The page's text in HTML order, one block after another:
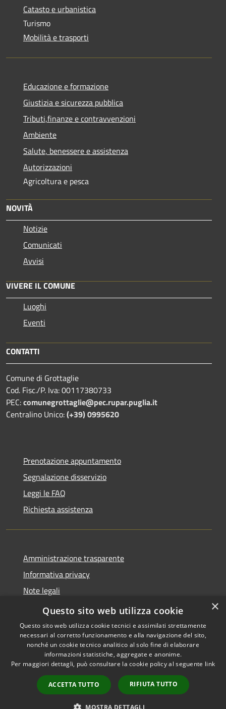
Catasto e urbanistica
Turismo
Mobilità e trasporti
Educazione e formazione
Giustizia e sicurezza pubblica
Tributi,finanze e contravvenzioni
Ambiente
Salute, benessere e assistenza
Autorizzazioni
Agricoltura e pesca
NOVITÀ
Notizie
Comunicati
Avvisi
VIVERE IL COMUNE
Luoghi
Eventi
CONTATTI
Comune di Grottaglie
Cod. Fisc./P. Iva: 00117380733
PEC:comunegrottaglie@pec.rupar.puglia.it
Centralino Unico:(+39) 0995620
Prenotazione appuntamento
Segnalazione disservizio
Leggi le FAQ
Richiesta assistenza
Amministrazione trasparente
Informativa privacy
Note legali
Dichiarazione di accessibilità
Accessibilità
Copyright © 2026 • Comune di
Grottaglie • Powered by
Municipium•
Accesso
redazione
×
Questo sito web utilizza cookie
Questo sito web utilizza cookie tecnici e assimilati strettamente
necessari al corretto funzionamento e alla navigazione del sito,
nonché un cookie tecnico analitico al solo fine di elaborare
informazioni statistiche, aggregate e anonime.
Per maggiori dettagli, può consultare la cookie policy al seguente link
ACCETTA TUTTO RIFIUTA TUTTO
MOSTRA DETTAGLI